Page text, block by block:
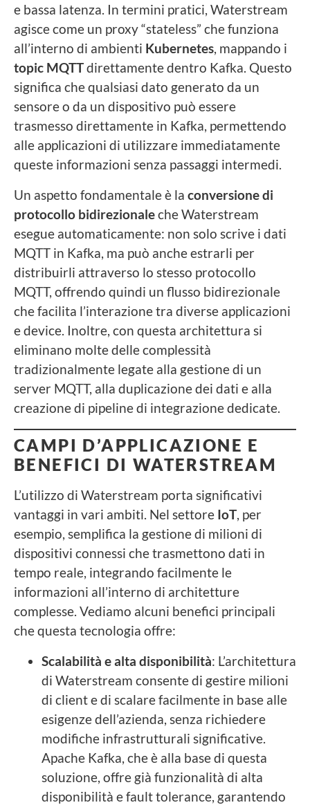
e bassa latenza. In termini pratici, Waterstream
agisce come un proxy “stateless” che funziona
all’interno di ambienti Kubernetes, mappando i
topic MQTTdirettamente dentro Kafka. Questo
significa che qualsiasi dato generato da un
sensore o da un dispositivo può essere
trasmesso direttamente in Kafka, permettendo
alle applicazioni di utilizzare immediatamente
queste informazioni senza passaggi intermedi.
Un aspetto fondamentale è la conversione di
protocollo bidirezionaleche Waterstream
esegue automaticamente: non solo scrive i dati
MQTT in Kafka, ma può anche estrarli per
distribuirli attraverso lo stesso protocollo
MQTT, offrendo quindi un flusso bidirezionale
che facilita l’interazione tra diverse applicazioni
e device. Inoltre, con questa architettura si
eliminano molte delle complessità
tradizionalmente legate alla gestione di un
server MQTT, alla duplicazione dei dati e alla
creazione di pipeline di integrazione dedicate.
CAMPI D’APPLICAZIONE E
BENEFICI DI WATERSTREAM
L’utilizzo di Waterstream porta significativi
vantaggi in vari ambiti. Nel settore IoT, per
esempio, semplifica la gestione di milioni di
dispositivi connessi che trasmettono dati in
tempo reale, integrando facilmente le
informazioni all’interno di architetture
complesse. Vediamo alcuni benefici principali
che questa tecnologia offre:
Scalabilità e alta disponibilità: L’architettura
di Waterstream consente di gestire milioni
di client e di scalare facilmente in base alle
esigenze dell’azienda, senza richiedere
modifiche infrastrutturali significative.
Apache Kafka, che è alla base di questa
soluzione, offre già funzionalità di alta
disponibilità e fault tolerance, garantendo